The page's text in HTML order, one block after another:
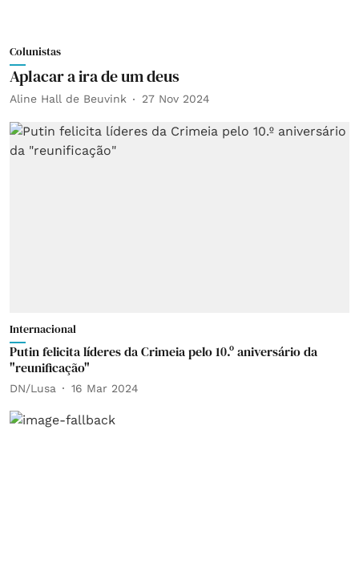
Colunistas
Aplacar a ira de um deus
Aline Hall de Beuvink 27 Nov 2024
Internacional
Putin felicita líderes da Crimeia pelo 10.º aniversário da
"reunificação"
DN/Lusa 16 Mar 2024